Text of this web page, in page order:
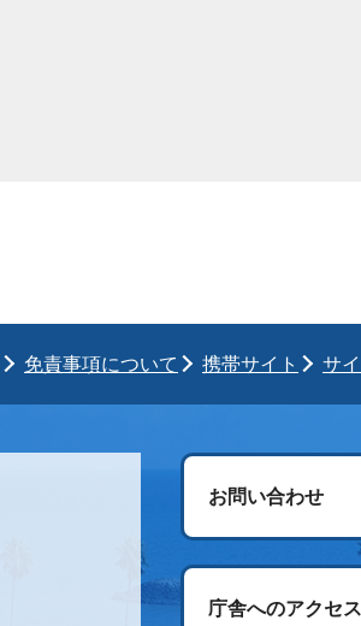
免責事項について 携帯サイト サ
お問い合わせ
庁舎へのアクセス